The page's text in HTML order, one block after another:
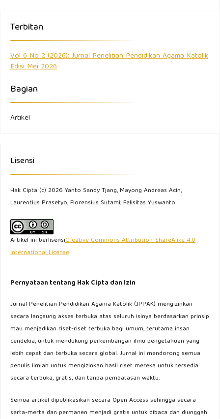
Terbitan
Vol 6 No 2 (2026): Jurnal Penelitian Pendidikan Agama Katolik
Edisi Mei 2026
Bagian
Artikel
Lisensi
Hak Cipta (c) 2026 Yanto Sandy Tjang, Mayong Andreas Acin,
Laurentius Prasetyo, Florensius Sutami, Felisitas Yuswanto
Artikel ini berlisensiCreative Commons Attribution-ShareAlike 4.0
International License.
Pernyataan tentang Hak Cipta dan Izin
Jurnal Penelitian Pendidikan Agama Katolik (JPPAK) mengizinkan
secara langsung akses terbuka atas seluruh isinya berdasarkan prinsip
mau menjadikan riset-riset terbuka bagi umum, terutama insan
cendekia, untuk mendukung perkembangan ilmu pengetahuan yang
lebih cepat dan terbuka secara global. Jurnal ini mendorong semua
penulis ilmiah untuk mengizinkan hasil riset mereka untuk tersedia
secara terbuka, gratis, dan tanpa pembatasan waktu.
Semua artikel dipublikasikan secara Open Access sehingga secara
serta-merta dan permanen menjadi gratis untuk dibaca dan diunggah